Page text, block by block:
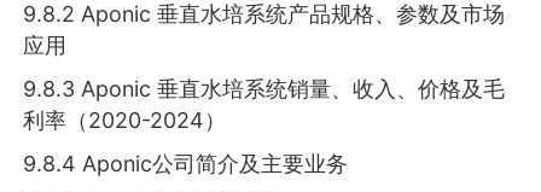
9.8.2 Aponic 垂直水培系统产品规格、参数及市场
应用
9.8.3 Aponic 垂直水培系统销量、收入、价格及毛
利率（2020-2024）
9.8.4 Aponic公司简介及主要业务